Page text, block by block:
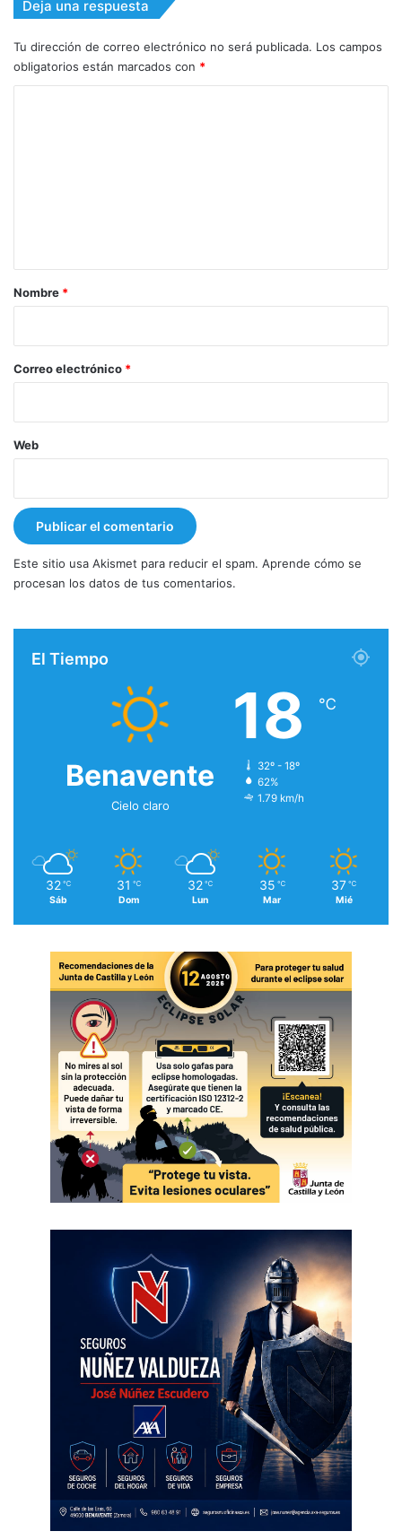
Deja una respuesta
Tu dirección de correo electrónico no será publicada. Los campos
obligatorios están marcados con *
r
*
Nombre *
Correo electrónico *
Web
Este sitio usa Akismet para reducir el spam. Aprende cómo se
procesan los datos de tus comentarios.
El Tiempo
Benavente
Cielo claro
18 ℃
32º - 18º
62%
1.79 km/h
32 ℃
Sáb
31 ℃
Dom
32 ℃
Lun
35 ℃
Mar
37 ℃
Mié